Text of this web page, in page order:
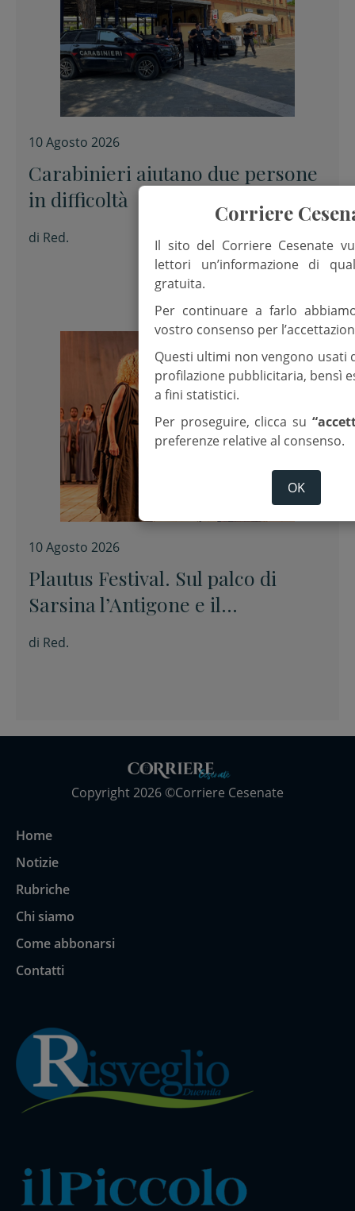
10 Agosto 2026
Carabinieri aiutano due persone
in difficoltà
di Red.
10 Agosto 2026
Plautus Festival. Sul palco di
Sarsina l’Antigone e il
Truculentus
di Red.
Copyright 2026 ©Corriere Cesenate
Home
Notizie
Rubriche
Chi siamo
Come abbonarsi
Contatti
Corriere
Il sito del Corriere Cesenate
lettori un’informazione di
gratuita.
Per continuare a farlo
vostro consenso per
Questi ultimi non vengono usati
profilazione pubblicitaria, bensì
a fini statistici.
Per proseguire, clicca su
preferenze relative al consenso.
OK